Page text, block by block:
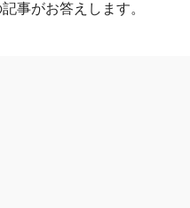
事がお答えします。